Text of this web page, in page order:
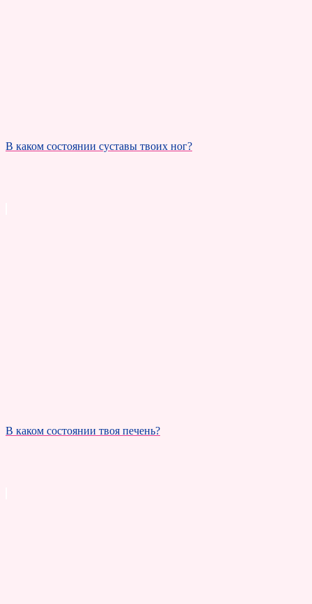
В каком состоянии суставы твоих ног?
В каком состоянии твоя печень?